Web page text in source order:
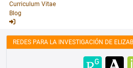
Curriculum Vitae
Blog
REDES PARA LA INVESTIGACIÓN DE